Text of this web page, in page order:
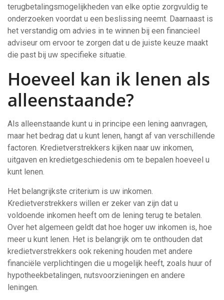
terugbetalingsmogelijkheden van elke optie zorgvuldig te
onderzoeken voordat u een beslissing neemt. Daarnaast is
het verstandig om advies in te winnen bij een financieel
adviseur om ervoor te zorgen dat u de juiste keuze maakt
die past bij uw specifieke situatie.
Hoeveel kan ik lenen als
alleenstaande?
Als alleenstaande kunt u in principe een lening aanvragen,
maar het bedrag dat u kunt lenen, hangt af van verschillende
factoren. Kredietverstrekkers kijken naar uw inkomen,
uitgaven en kredietgeschiedenis om te bepalen hoeveel u
kunt lenen.
Het belangrijkste criterium is uw inkomen.
Kredietverstrekkers willen er zeker van zijn dat u
voldoende inkomen heeft om de lening terug te betalen.
Over het algemeen geldt dat hoe hoger uw inkomen is, hoe
meer u kunt lenen. Het is belangrijk om te onthouden dat
kredietverstrekkers ook rekening houden met andere
financiële verplichtingen die u mogelijk heeft, zoals huur of
hypotheekbetalingen, nutsvoorzieningen en andere
leningen.